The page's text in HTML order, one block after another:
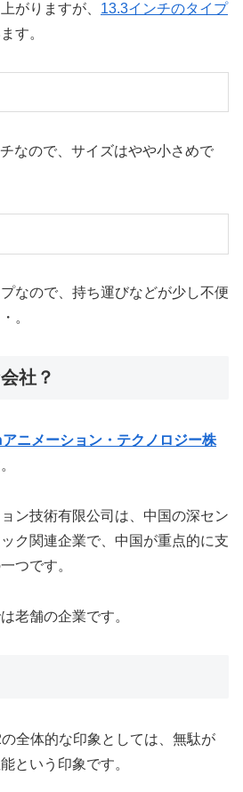
がりますが、 13.3インチのタイプ
す。
なので、サイズはやや小さめで
なので、持ち運びなどが少し不便
。
社？
ニメーション・テクノロジー株
ン技術有限公司は、中国の深セン
ク関連企業で、中国が重点的に支
つです。
老舗の企業です。
全体的な印象としては、無駄が
という印象です。